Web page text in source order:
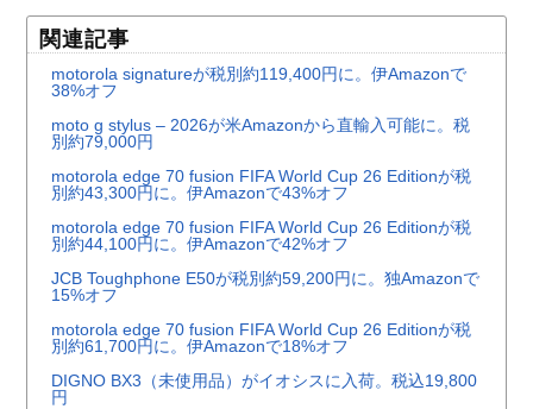
関連記事
motorola signatureが税別約119,400円に。伊Amazonで
38%オフ
moto g stylus – 2026が米Amazonから直輸入可能に。税
別約79,000円
motorola edge 70 fusion FIFA World Cup 26 Editionが税
別約43,300円に。伊Amazonで43%オフ
motorola edge 70 fusion FIFA World Cup 26 Editionが税
別約44,100円に。伊Amazonで42%オフ
JCB Toughphone E50が税別約59,200円に。独Amazonで
15%オフ
motorola edge 70 fusion FIFA World Cup 26 Editionが税
別約61,700円に。伊Amazonで18%オフ
DIGNO BX3（未使用品）がイオシスに入荷。税込19,800
円